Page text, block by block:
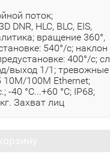
поток;
DNR, HLC, BLC, EIS,
вращение 360°,
540°/с; наклон
400°/с;
выход 1/1; тревожные
10M/100M Ethernet;
40 °C...+60 °C; IP68;
Захват лиц